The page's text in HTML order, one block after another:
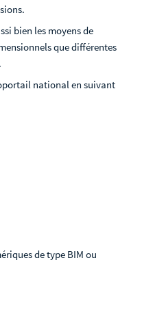
bien les moyens de
que différentes
national en suivant
de type BIM ou